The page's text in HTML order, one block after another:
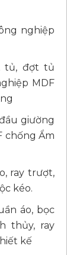
nghiệp
tủ, đợt tủ
MDF
giường
chống Ẩm
ray trượt,
kéo.
áo, bọc
thủy, ray
kế